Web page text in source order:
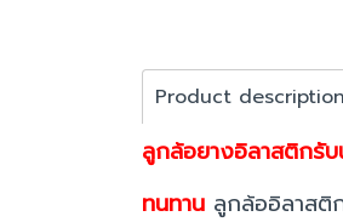
Product description
ลูกล้อยางอิลาสติกรั
ทนทาน ลูกล้ออิลาส